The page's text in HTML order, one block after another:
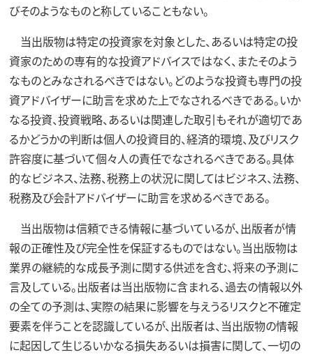
びそのようなものと称していることもない。
当出版物は特定の投資家を対象とした、あるいは特定の投
資家のための専有的な投資アドバイスではなく、またそのよう
なものとみなされるべきではない。どのような投資も専門の投
資アドバイザーに助言を求めた上でなされるべきである。いか
なる投資、投資戦略、あるいは関連した取引もそれが適切であ
るかどうかの判断は個人の投資目的、経済的環境、及びリスク
許容度に基づいて個々人の責任でなされるべきである。具体
的なビジネス、法務、税務上の状況に関してはビジネス、法務、
税務及び会計アドバイザーに助言を求めるべきである。
当出版物は信頼できる情報に基づいているが、出版者が情
報の正確性及び完全性を保証するものではない。当出版物は
業界の継続的な成長予測に関する供述を含む、将来の予測に
言及している。出版者は当出版物に含まれる、過去の情報以外
の全ての予測は、実際の結果に影響を与えうるリスクと不確定
要素を伴うことを認識しているが、出版者は、当出版物の情報
に起因して生じるいかなる損失あるいは損害に関して、一切の